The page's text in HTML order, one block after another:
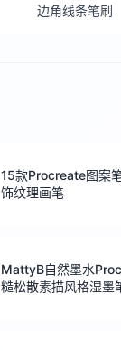
边角线条笔刷
15款Procreate图案
饰纹理画笔
MattyB自然墨水
糙松散素描风格湿墨